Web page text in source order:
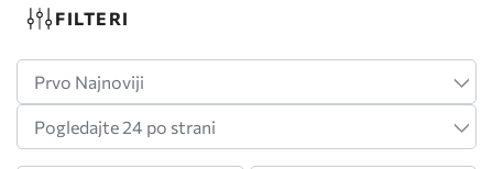
FILTERI